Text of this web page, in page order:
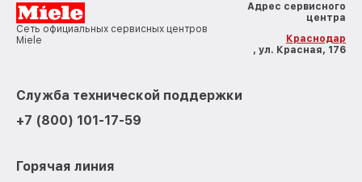
Сеть официальных сервисных центров
Miele
Адрес сервисного
центра
Краснодар
, ул. Красная, 176
Служба технической поддержки
+7 (800) 101-17-59
Горячая линия